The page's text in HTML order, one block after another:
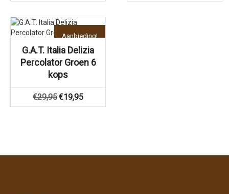
Aanbieding!
G.A.T. Italia Delizia
Percolator Groen 6
kops
€29,95 Oorspronkelijke
€19,95Huidige